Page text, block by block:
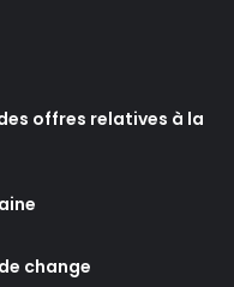
offres relatives à la
change